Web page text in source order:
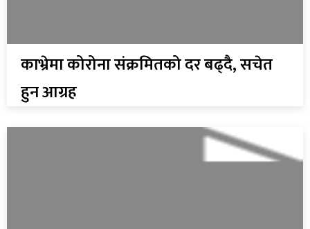
काभ्रेमा कोरोना संक्रमितको दर बढ्दै, सचेत
हुन आग्रह